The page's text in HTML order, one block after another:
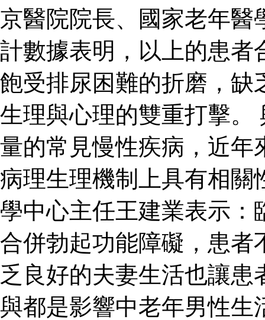
京醫院院長、國家老年醫
計數據表明，以上的患者
飽受排尿困難的折磨，缺
生理與心理的雙重打擊。
量的常見慢性疾病，近年
病理生理機制上具有相關
學中心主任王建業表示：
合併勃起功能障礙，患者
乏良好的夫妻生活也讓
與都是影響中老年男性生